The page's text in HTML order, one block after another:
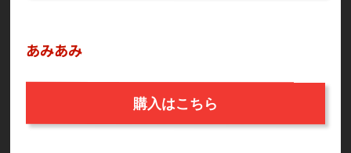
あみあみ
購入はこちら